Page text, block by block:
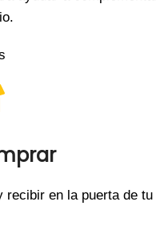
recibir en la puerta de tu